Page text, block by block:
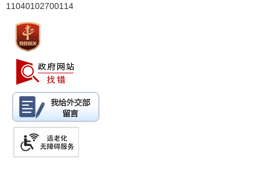
11040102700114